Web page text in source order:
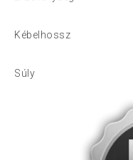
Kébelhossz
Súly